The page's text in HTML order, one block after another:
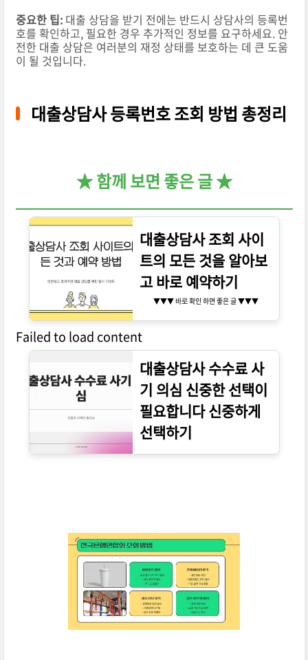
중요한 팁:대출 상담을 받기 전에는 반드시 상담사의 등록번
호를 확인하고, 필요한 경우 추가적인 정보를 요구하세요. 안
전한 대출 상담은 여러분의 재정 상태를 보호하는 데 큰 도움
이 될 것입니다.
대출상담사 등록번호 조회 방법 총정리
★ 함께 보면 좋은 글 ★
대출상담사 조회 사이
트의 모든 것을 알아보
고 바로 예약하기
▼▼▼ 바로 확인 하면 좋은 글 ▼▼▼
Failed to load content
대출상담사 수수료 사
기 의심 신중한 선택이
필요합니다 신중하게
선택하기
▼▼▼ 바로 확인 하면 좋은 글 ▼▼▼